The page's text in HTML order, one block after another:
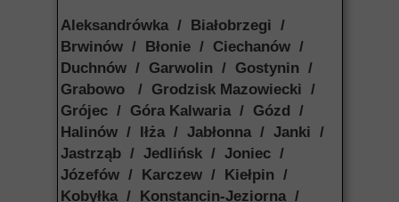
Aleksandrówka / Białobrzegi /
Brwinów / Błonie / Ciechanów /
Duchnów / Garwolin / Gostynin /
Grabowo / Grodzisk Mazowiecki /
Grójec / Góra Kalwaria / Gózd /
Halinów / Iłża / Jabłonna / Janki /
Jastrząb / Jedlińsk / Joniec /
Józefów / Karczew / Kiełpin /
Kobyłka / Konstancin-Jeziorna /